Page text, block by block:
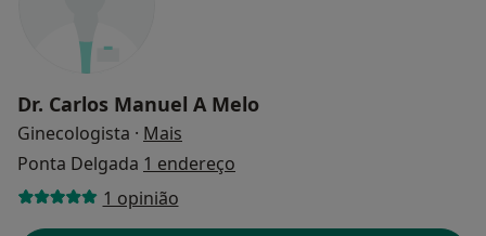
Dr. Carlos Manuel A Melo
Ginecologista · Mais
Ponta Delgada 1 endereço
1 opinião